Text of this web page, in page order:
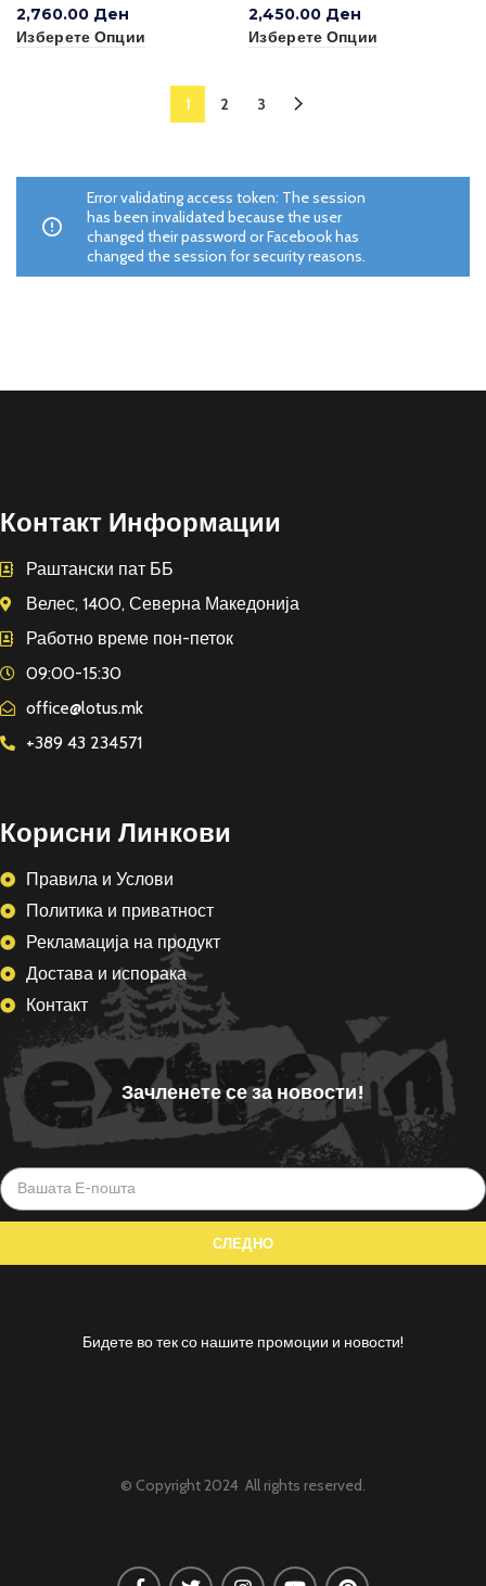
2,760.00 Ден
Изберете Опции
2,450.00 Ден
Изберете Опции
1 2 3
Error validating access token: The session
has been invalidated because the user
changed their password or Facebook has
changed the session for security reasons.
Контакт Информации
Раштански пат ББ
Велес, 1400, Северна Македонија
Работно време пон-петок
09:00-15:30
office@lotus.mk
+389 43 234571
Корисни Линкови
Правила и Услови
Политика и приватност
Рекламација на продукт
Достава и испорака
Контакт
Зачленете се за новости!
Бидете во тек со нашите промоции и новости!
© Copyright 2024 All rights reserved.